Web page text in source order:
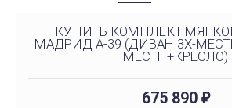
КУПИТЬ КОМПЛЕКТ
МАДРИД А-39 (ДИВАН 3Х-
МЕСТН+КРЕСЛО)
675 890 ₽